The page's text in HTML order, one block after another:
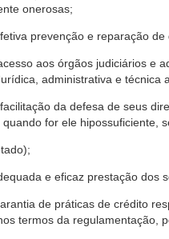
onerosas;
prevenção e reparação
aos órgãos judiciários e
administrativa e técnica
da defesa de seus
for ele hipossuficiente,
e eficaz prestação dos
de práticas de crédito
termos da